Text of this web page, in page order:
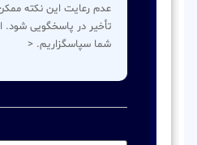
عدم رعایت این نکته
تأخیر در پاسخگویی
شما سپاسگزاریم. <
نام